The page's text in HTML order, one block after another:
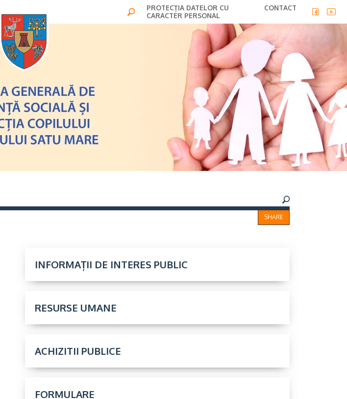
PROTECȚIA DATELOR CU
CARACTER PERSONAL
CONTACT
SHARE
INFORMAȚII DE INTERES PUBLIC
RESURSE UMANE
ACHIZITII PUBLICE
FORMULARE